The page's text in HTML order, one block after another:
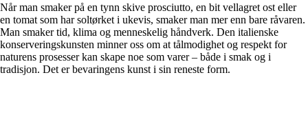
Når man smaker på en tynn skive prosciutto, en bit vellagret ost eller
en tomat som har soltørket i ukevis, smaker man mer enn bare råvaren.
Man smaker tid, klima og menneskelig håndverk. Den italienske
konserveringskunsten minner oss om at tålmodighet og respekt for
naturens prosesser kan skape noe som varer – både i smak og i
tradisjon. Det er bevaringens kunst i sin reneste form.